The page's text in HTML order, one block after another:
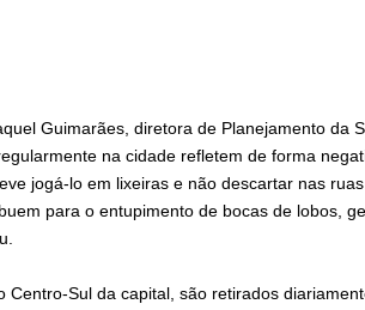
Guimarães, diretora de Planejamento da
na cidade refletem de forma
jogá-lo em lixeiras e não descartar nas
para o entupimento de bocas de lobos,
Centro-Sul da capital, são retirados